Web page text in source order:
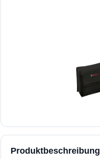
Produktbeschreibung